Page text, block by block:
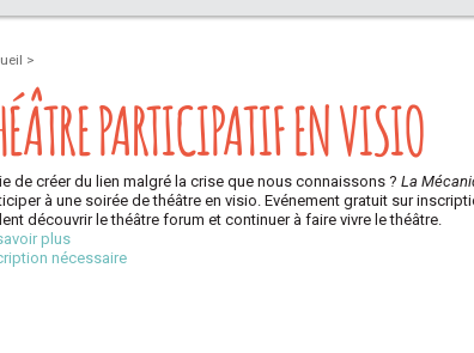
>
PARTICIPATIF EN VISIO
de créer du lien malgré la crise que nous connaissons ? La
à une soirée de théâtre en visio. Evénement gratuit sur
découvrir le théâtre forum et continuer à faire vivre le théâtre.
plus
nécessaire